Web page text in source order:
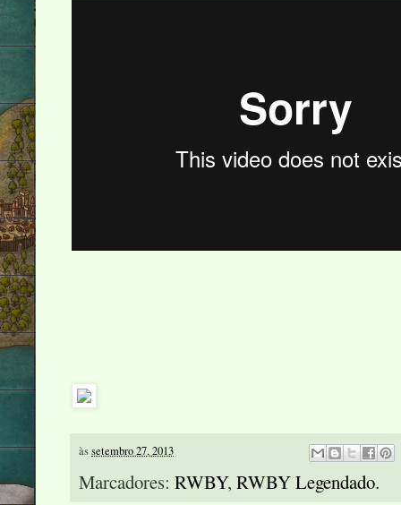
àssetembro 27, 2013
Marcadores: RWBY, RWBY Legendado.